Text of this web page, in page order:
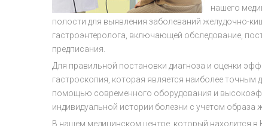
нашего
полости для выявления заболеваний желудочно-
гастроэнтеролога, включающей обследование,
предписания.
Для правильной постановки диагноза и оценки
гастроскопия, которая является наиболее точным
помощью современного оборудования и
индивидуальной истории болезни с учетом образа
В нашем медицинском центре, который находится